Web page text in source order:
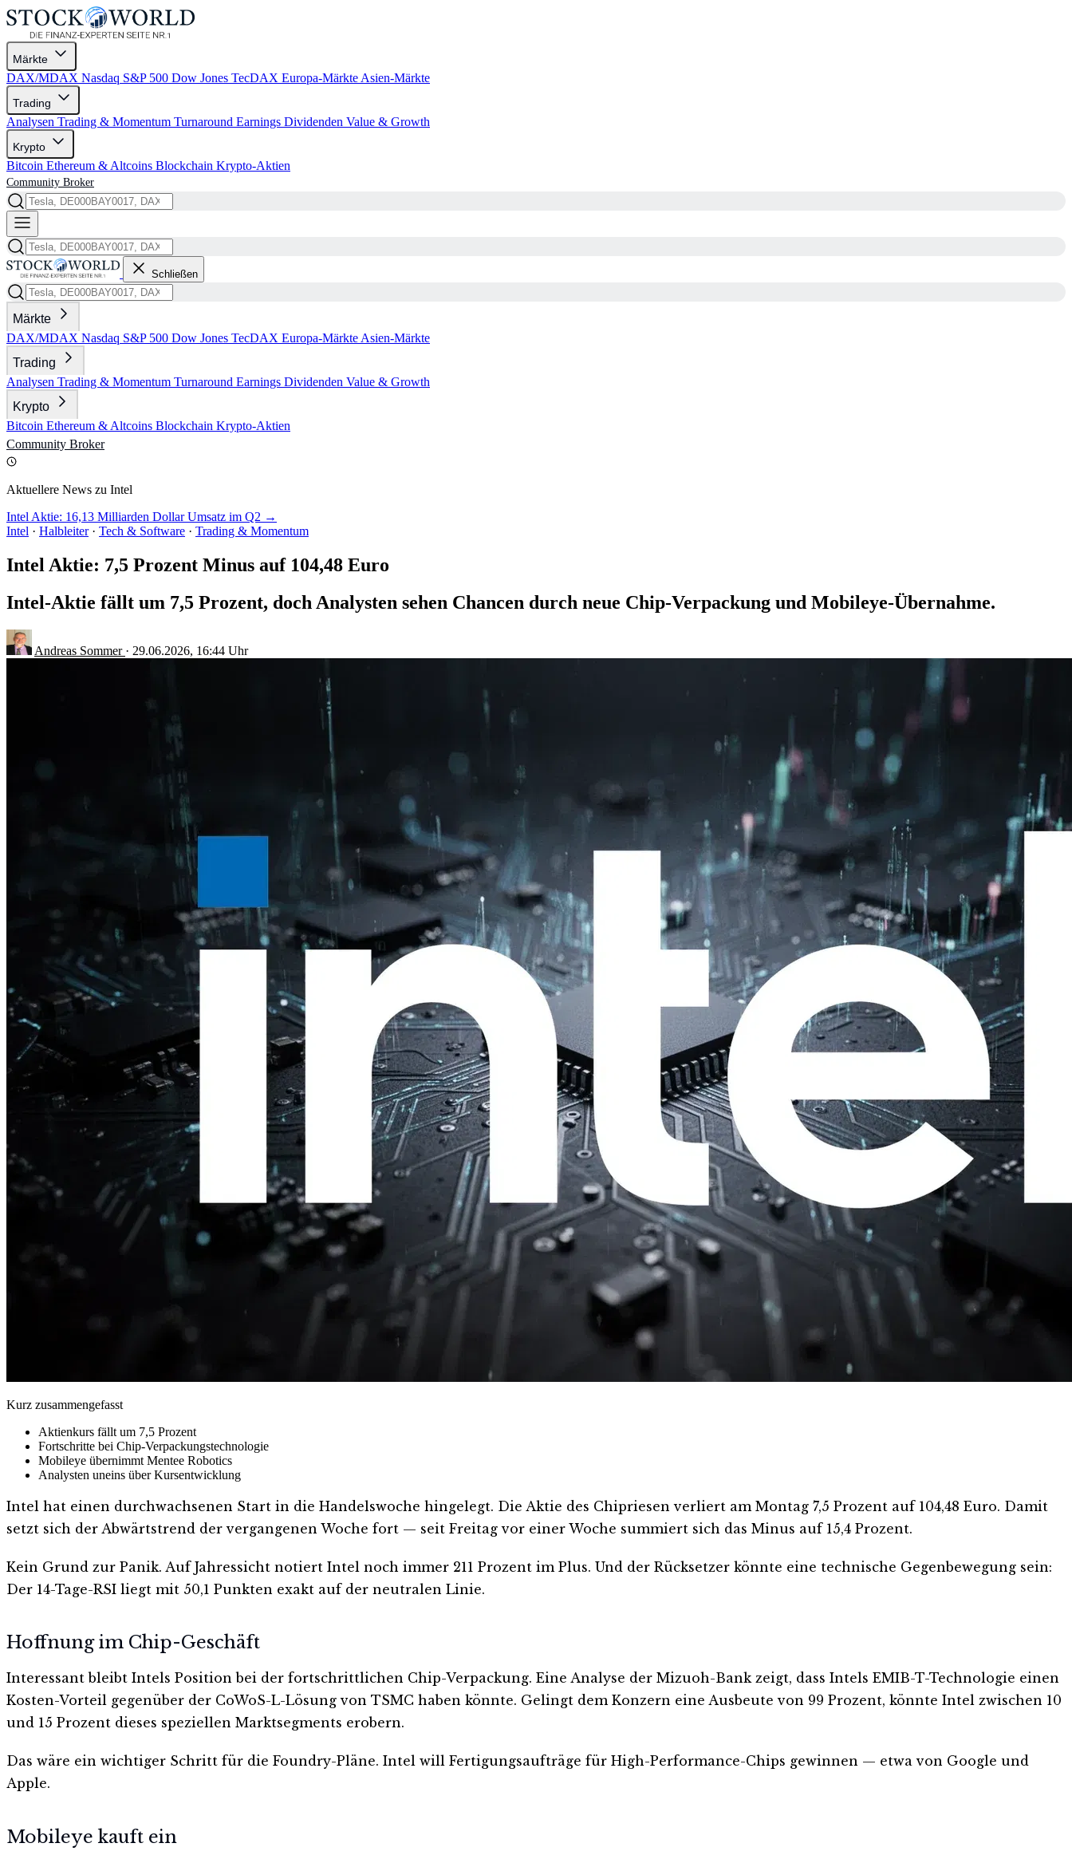
Märkte
DAX/MDAX Nasdaq S&P 500 Dow Jones TecDAX Europa-Märkte Asien-Märkte
Trading
Analysen Trading & Momentum Turnaround Earnings Dividenden Value & Growth
Krypto
Bitcoin Ethereum & Altcoins Blockchain Krypto-Aktien
Community Broker
Schließen
Märkte
DAX/MDAX Nasdaq S&P 500 Dow Jones TecDAX Europa-Märkte Asien-Märkte
Trading
Analysen Trading & Momentum Turnaround Earnings Dividenden Value & Growth
Krypto
Bitcoin Ethereum & Altcoins Blockchain Krypto-Aktien
Community Broker
Aktuellere News zu Intel
Intel Aktie: 16,13 Milliarden Dollar Umsatz im Q2 →
Intel · Halbleiter · Tech & Software · Trading & Momentum
Intel Aktie: 7,5 Prozent Minus auf 104,48 Euro
Intel-Aktie fällt um 7,5 Prozent, doch Analysten sehen Chancen durch neue Chip-Verpackung und Mobileye-Übernahme.
Andreas Sommer · 29.06.2026, 16:44 Uhr
Kurz zusammengefasst
Aktienkurs fällt um 7,5 Prozent
Fortschritte bei Chip-Verpackungstechnologie
Mobileye übernimmt Mentee Robotics
Analysten uneins über Kursentwicklung
Intel hat einen durchwachsenen Start in die Handelswoche hingelegt. Die Aktie des Chipriesen verliert am Montag 7,5 Prozent auf 104,48 Euro. Damit
setzt sich der Abwärtstrend der vergangenen Woche fort — seit Freitag vor einer Woche summiert sich das Minus auf 15,4 Prozent.
Kein Grund zur Panik. Auf Jahressicht notiert Intel noch immer 211 Prozent im Plus. Und der Rücksetzer könnte eine technische Gegenbewegung sein:
Der 14-Tage-RSI liegt mit 50,1 Punkten exakt auf der neutralen Linie.
Hoffnung im Chip-Geschäft
Interessant bleibt Intels Position bei der fortschrittlichen Chip-Verpackung. Eine Analyse der Mizuoh-Bank zeigt, dass Intels EMIB-T-Technologie einen
Kosten-Vorteil gegenüber der CoWoS-L-Lösung von TSMC haben könnte. Gelingt dem Konzern eine Ausbeute von 99 Prozent, könnte Intel zwischen 10
und 15 Prozent dieses speziellen Marktsegments erobern.
Das wäre ein wichtiger Schritt für die Foundry-Pläne. Intel will Fertigungsaufträge für High-Performance-Chips gewinnen — etwa von Google und
Apple.
Mobileye kauft ein